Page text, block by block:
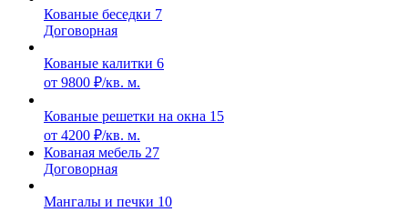
Кованые беседки 7
Договорная
Кованые калитки 6
от 9800 ₽/кв. м.
Кованые решетки на окна 15
от 4200 ₽/кв. м.
Кованая мебель 27
Договорная
Мангалы и печки 10